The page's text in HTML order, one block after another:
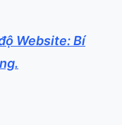
Website: Bí